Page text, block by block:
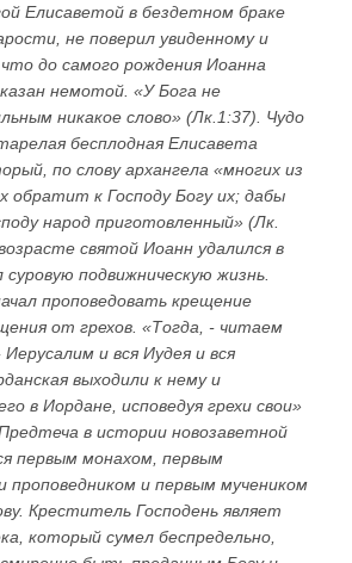
Елисаветой в бездетном браке
не поверил увиденному и
до самого рождения Иоанна
немотой. «У Бога не
никакое слово» (Лк.1:37). Чудо
бесплодная Елисавета
по слову архангела «многих из
обратит к Господу Богу их; дабы
народ приготовленный» (Лк.
святой Иоанн удалился в
подвижническую жизнь.
проповедовать крещение
от грехов. «Тогда, - читаем
и вся Иудея и вся
выходили к нему и
в Иордане, исповедуя грехи свои»
в истории новозаветной
первым монахом, первым
проповедником и первым мучеником
Креститель Господень являет
который сумел беспредельно,